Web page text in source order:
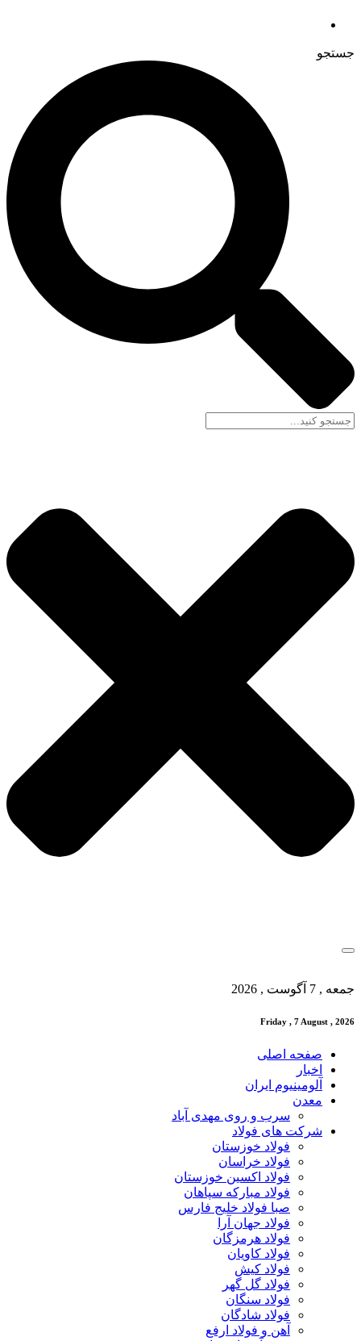
جستجو
جمعه , 7 آگوست , 2026
Friday , 7 August , 2026
صفحه اصلی
اخبار
آلومینیوم ایران
معدن
سرب و روی مهدی آباد
شرکت های فولاد
فولاد خوزستان
فولاد خراسان
فولاد اکسین خوزستان
فولاد مبارکه سپاهان
صبا فولاد خلیج فارس
فولاد جهان آرا
فولاد هرمزگان
فولاد کاویان
فولاد کیش
فولاد گل گهر
فولاد سنگان
فولاد شادگان
آهن و فولاد ارفع